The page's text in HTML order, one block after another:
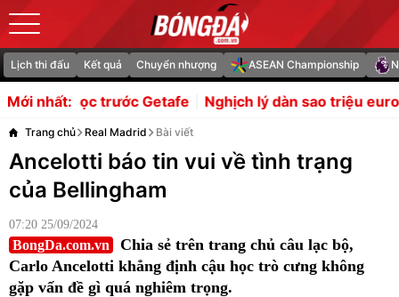
Lịch thi đấu Kết quả Chuyển nhượng ASEAN Championship
Mới nhất:Nghịch lý dàn sao triệu euro của Indonesia bị
Trang chủ Real Madrid Bài viết
Ancelotti báo tin vui về tình trạng
của Bellingham
07:20 25/09/2024
BongDa.com.vn
Chia sẻ trên trang chủ câu lạc bộ,
Carlo Ancelotti khẳng định cậu học trò cưng không
gặp vấn đề gì quá nghiêm trọng.